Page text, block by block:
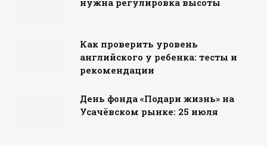
Как проверить уровень
английского у ребенка: тесты и
рекомендации
День фонда «Подари жизнь» на
Усачёвском рынке: 25 июля